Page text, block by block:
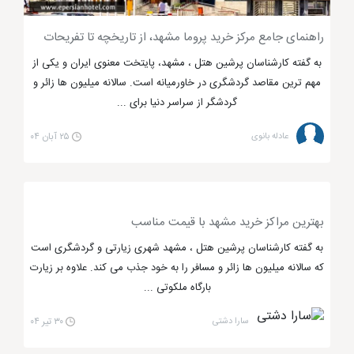
مجتمع آسمان
مجتمع تجاری اکسوناز دیگر مجتمع های تجاری
لاکچری مشهد می باشد که در مقابل مجتمع تجاری آسمان
قرار گرفته است. مجتمع اکسون یک رقیب جدی برای پاساژ
آسمان محسوب می شود زیرا بسیار شیک بوده و دارای
راهنمای جامع مرکز خرید پروما مشهد، از تاریخچه تا تفریحات
به گفته کارشناسان پرشین هتل ، مشهد، پایتخت معنوی ایران و یکی از
مهم ترین مقاصد گردشگری در خاورمیانه است. سالانه میلیون ها زائر و
گردشگر از سراسر دنیا برای ...
عادله بانوی ۲۵ آبان ۰۴
بهترین مراکز خرید مشهد با قیمت مناسب
به گفته کارشناسان پرشین هتل ، مشهد شهری زیارتی و گردشگری است
که سالانه میلیون ها زائر و مسافر را به خود جذب می کند. علاوه بر زیارت
بارگاه ملکوتی ...
سارا دشتی ۳۰ تیر ۰۴